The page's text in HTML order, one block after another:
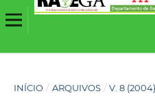
INÍCIO / ARQUIVOS / V. 8 (2004)